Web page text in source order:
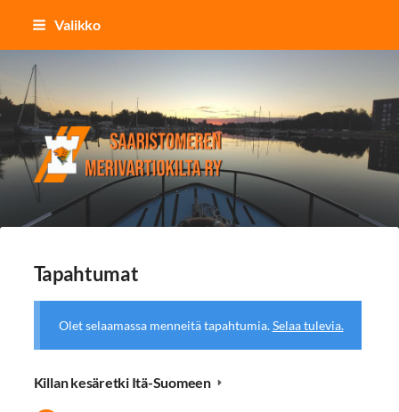
Siirry
Valikko
Saaristomeren merivartiokilta ry
Tapahtumat
Olet selaamassa menneitä tapahtumia.Selaa tulevia.
Killan kesäretki Itä-Suomeen